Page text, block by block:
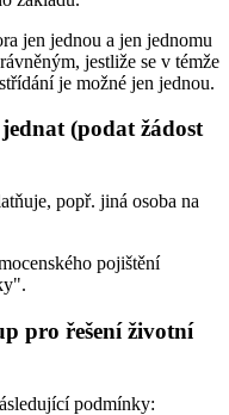
jen jednou a jen jednomu
jestliže se v témže
je možné jen jednou.
(podat žádost
popř. jiná osoba na
pojištění
pro řešení životní
podmínky: